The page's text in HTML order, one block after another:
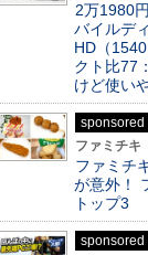
2万1980
バイルデ
HD（
クト比77
けど使い
sponsored
ファミチキ
ファミチ
が意外！
トップ3
sponsored